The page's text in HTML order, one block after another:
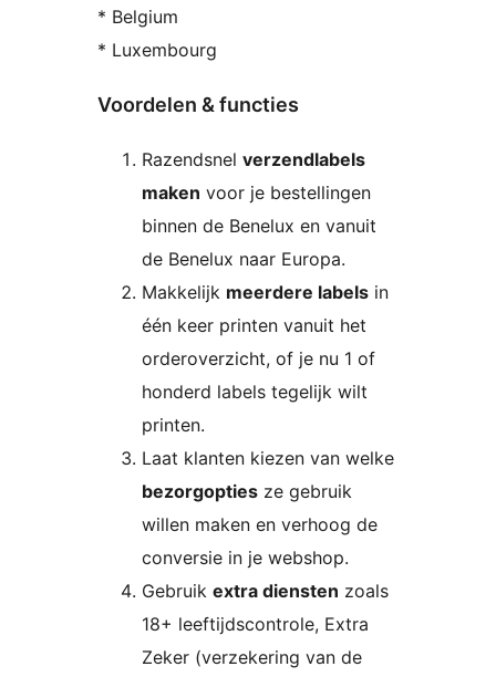
* Belgium
* Luxembourg
Voordelen & functies
Razendsnel verzendlabels
maken voor je bestellingen
binnen de Benelux en vanuit
de Benelux naar Europa.
Makkelijk meerdere labels in
één keer printen vanuit het
orderoverzicht, of je nu 1 of
honderd labels tegelijk wilt
printen.
Laat klanten kiezen van welke
bezorgopties ze gebruik
willen maken en verhoog de
conversie in je webshop.
Gebruik extra diensten zoals
18+ leeftijdscontrole, Extra
Zeker (verzekering van de